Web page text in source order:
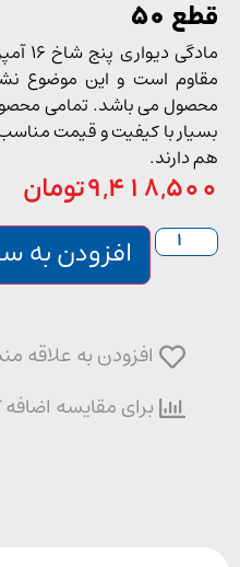
50
مادگی دیواری
است و این موضوع نشان
می باشد. تمامی محصولات
با کیفیت و قیمت مناسب
تومان
افزودن به سبد
افزودن به علاقه مندی
برای مقایسه اضافه کنید